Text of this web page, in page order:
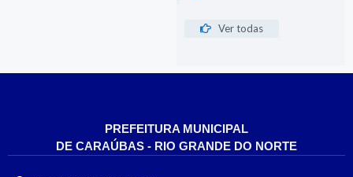
Ver todas
PREFEITURA MUNICIPAL
DE CARAÚBAS - RIO GRANDE DO NORTE